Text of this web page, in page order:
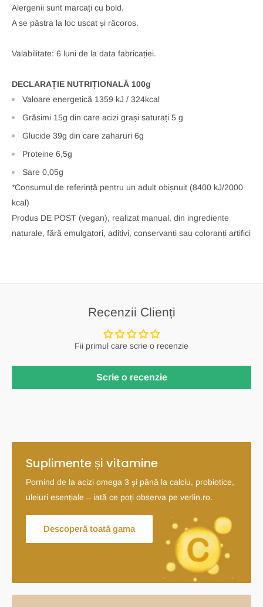
Alergenii sunt marcați cu bold.
A se păstra la loc uscat și răcoros.
Valabilitate: 6 luni de la data fabricației.
DECLARAȚIE NUTRIȚIONALĂ 100g
Valoare energetică 1359 kJ / 324kcal
Grăsimi 15g din care acizi grași saturați 5 g
Glucide 39g din care zaharuri 6g
Proteine 6,5g
Sare 0,05g
*Consumul de referință pentru un adult obișnuit (8400 kJ/2000
kcal)
Produs DE POST (vegan), realizat manual, din ingrediente
naturale, fără emulgatori, aditivi, conservanți sau coloranți artifici
Recenzii Clienți
Fii primul care scrie o recenzie
Scrie o recenzie
Suplimente și vitamine
Pornind de la acizi omega 3 și până la calciu, probiotice,
uleiuri esențiale – iată ce poți observa pe verlin.ro.
Descoperă toată gama